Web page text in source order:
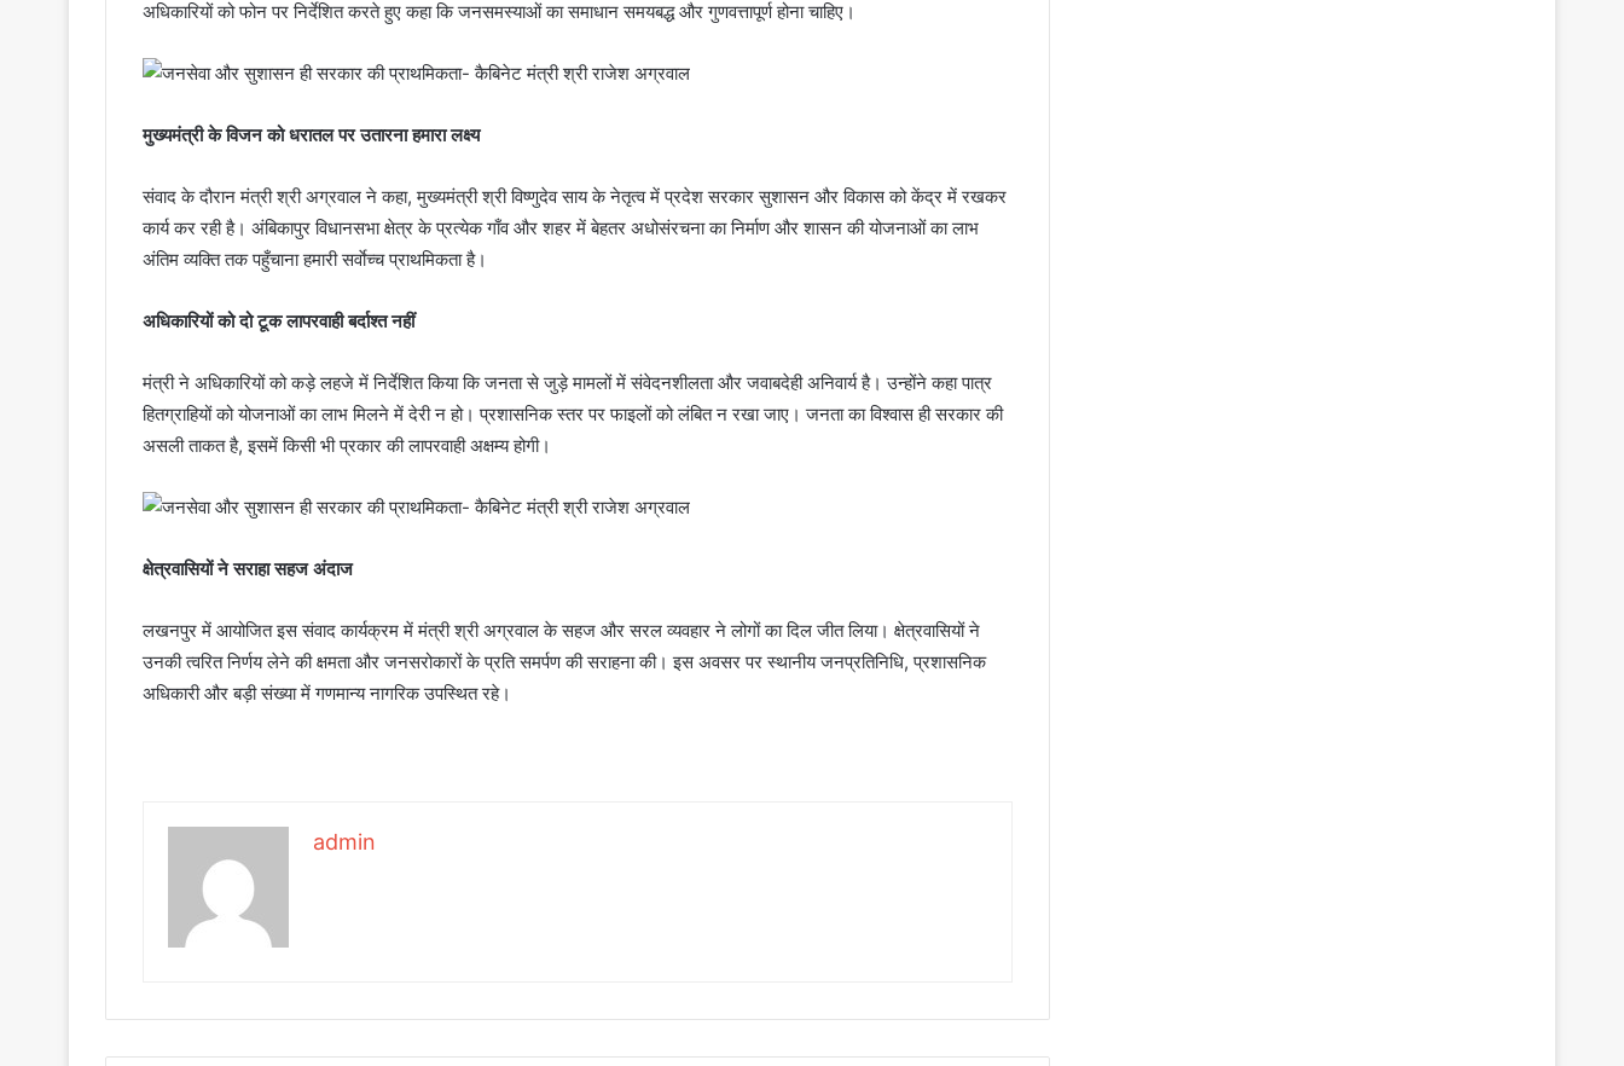
अधिकारियों को फोन पर निर्देशित करते हुए कहा कि जनसमस्याओं का समाधान समयबद्ध और गुणवत्तापूर्ण होना चाहिए।
मुख्यमंत्री के विजन को धरातल पर उतारना हमारा लक्ष्य
संवाद के दौरान मंत्री श्री अग्रवाल ने कहा, मुख्यमंत्री श्री विष्णुदेव साय के नेतृत्व में प्रदेश सरकार सुशासन और विकास को केंद्र में रखकर
कार्य कर रही है। अंबिकापुर विधानसभा क्षेत्र के प्रत्येक गाँव और शहर में बेहतर अधोसंरचना का निर्माण और शासन की योजनाओं का लाभ
अंतिम व्यक्ति तक पहुँचाना हमारी सर्वाेच्च प्राथमिकता है।
अधिकारियों को दो टूक लापरवाही बर्दाश्त नहीं
मंत्री ने अधिकारियों को कड़े लहजे में निर्देशित किया कि जनता से जुड़े मामलों में संवेदनशीलता और जवाबदेही अनिवार्य है। उन्होंने कहा पात्र
हितग्राहियों को योजनाओं का लाभ मिलने में देरी न हो। प्रशासनिक स्तर पर फाइलों को लंबित न रखा जाए। जनता का विश्वास ही सरकार की
असली ताकत है, इसमें किसी भी प्रकार की लापरवाही अक्षम्य होगी।
क्षेत्रवासियों ने सराहा सहज अंदाज
लखनपुर में आयोजित इस संवाद कार्यक्रम में मंत्री श्री अग्रवाल के सहज और सरल व्यवहार ने लोगों का दिल जीत लिया। क्षेत्रवासियों ने
उनकी त्वरित निर्णय लेने की क्षमता और जनसरोकारों के प्रति समर्पण की सराहना की। इस अवसर पर स्थानीय जनप्रतिनिधि, प्रशासनिक
अधिकारी और बड़ी संख्या में गणमान्य नागरिक उपस्थित रहे।
admin